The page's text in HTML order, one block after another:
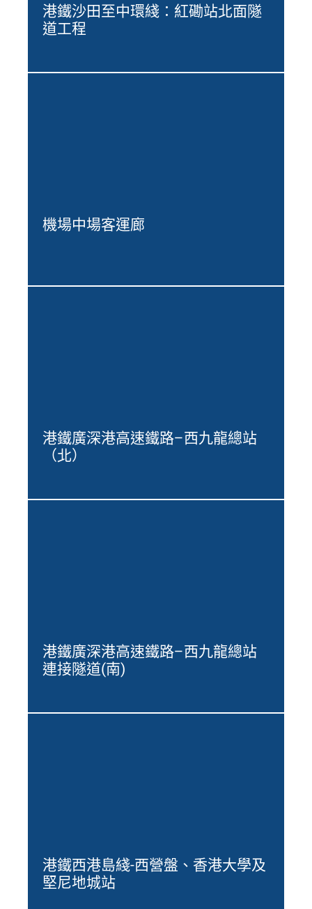
港鐵沙田至中環綫：紅磡站北面隧
道工程
機場中場客運廊
港鐵廣深港高速鐵路–西九龍總站
（北）
港鐵廣深港高速鐵路–西九龍總站
連接隧道(南)
港鐵西港島綫-西營盤、香港大學及
堅尼地城站